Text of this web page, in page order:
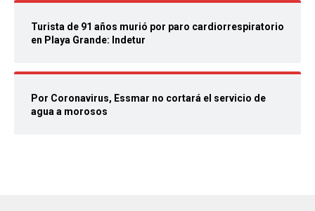
Turista de 91 años murió por paro cardiorrespiratorio
en Playa Grande: Indetur
Por Coronavirus, Essmar no cortará el servicio de
agua a morosos